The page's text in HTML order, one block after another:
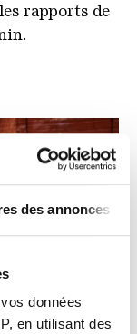
des annonces
données
en utilisant des
rapports de